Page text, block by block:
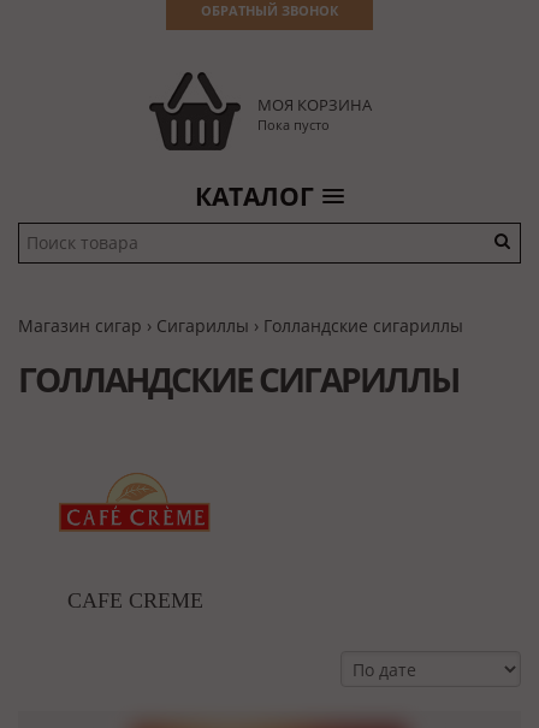
ОБРАТНЫЙ ЗВОНОК
МОЯ КОРЗИНА
Пока пусто
КАТАЛОГ
Магазин сигар › Сигариллы › Голландские сигариллы
ГОЛЛАНДСКИЕ СИГАРИЛЛЫ
CAFE CREME